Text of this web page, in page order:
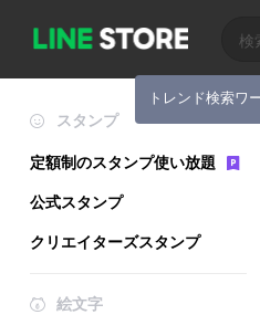
トレンド検索ワ
スタンプ
定額制のスタンプ使い放題
公式スタンプ
クリエイターズスタンプ
絵文字